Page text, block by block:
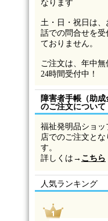
なります
土・日・祝日は、
話での問合せを受
ておりません。
ご注文は、年中無
24時間受付中！
障害者手帳（助成
のご注文について
福祉発明品ショッ
店でのご注文とな
す。
詳しくは→ こちら
人気ランキング